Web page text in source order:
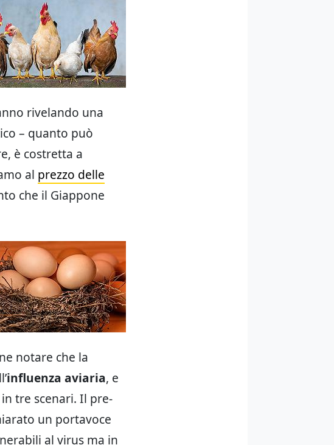
rivelando una
– quanto può
è costretta a
al prezzo delle
che il Giappone
notare che la
influenza aviaria, e
tre scenari. Il pre-
un portavoce
al virus ma in